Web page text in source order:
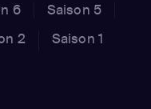
6
Saison 5
2 Saison 1